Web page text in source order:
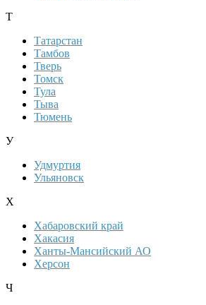
Т
Татарстан
Тамбов
Тверь
Томск
Тула
Тыва
Тюмень
У
Удмуртия
Ульяновск
Х
Хабаровский край
Хакасия
Ханты-Мансийский АО
Херсон
Ч